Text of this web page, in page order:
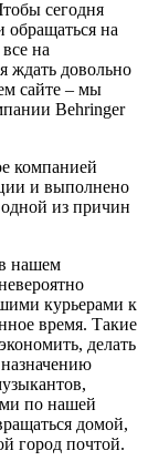
сегодня
обращаться на
на
ждать довольно
сайте – мы
Behringer
компанией
и выполнено
одной из причин
нашем
курьерами к
время. Такие
делать
по нашей
домой,
город почтой.